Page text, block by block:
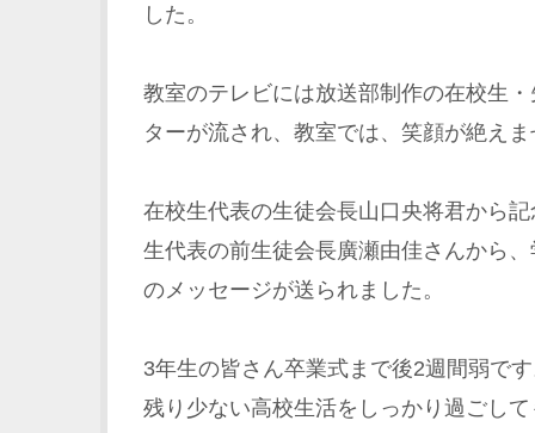
した。
教室のテレビには放送部制作の在校生
ターが流され、教室では、笑顔が絶え
在校生代表の生徒会長山口央将君から
生代表の前生徒会長廣瀬由佳さんから
のメッセージが送られました。
3年生の皆さん卒業式まで後2週間弱で
残り少ない高校生活をしっかり過ごし